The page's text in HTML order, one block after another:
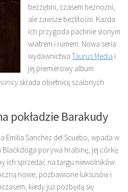
bezzębni, czasem beznożni,
ale zawsze bezlitośni. Każda
ich przygoda pachnie słonym
wiatrem i rumem. Nowa seria
wydawnictwa Taurus Media i
jej premierowy album
składa obietnicę szalonych
pokładzie Barakudy
Emilia Sanchez del Scuebo, wpada w
Blackdoga porywa hrabinę, jej córkę
ich sprzedać na targu niewolników.
nowe, pozbawione luksusów i
kiedy już pozbędą się